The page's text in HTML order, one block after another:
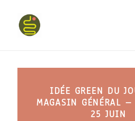
PROGRAMME
MON LIVRE
IDÉE GREEN DU
MAGASIN GÉNÉRAL –
25 JUIN